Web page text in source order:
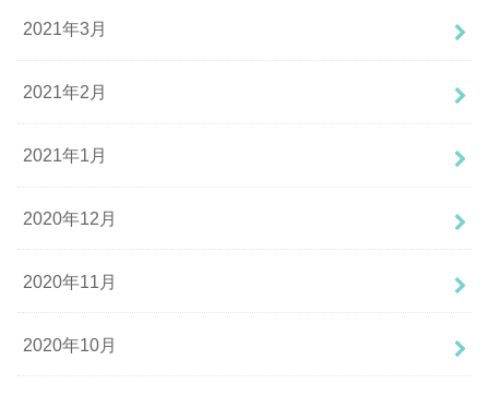
2021年3月
2021年2月
2021年1月
2020年12月
2020年11月
2020年10月